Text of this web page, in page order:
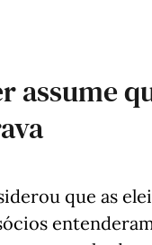
assume
que as